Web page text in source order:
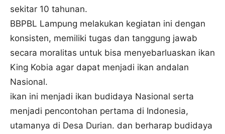
sekitar 10 tahunan.
BBPBL Lampung melakukan kegiatan ini dengan
konsisten, memiliki tugas dan tanggung jawab
secara moralitas untuk bisa menyebarluaskan ikan
King Kobia agar dapat menjadi ikan andalan
Nasional.
ikan ini menjadi ikan budidaya Nasional serta
menjadi pencontohan pertama di Indonesia,
utamanya di Desa Durian. dan berharap budidaya